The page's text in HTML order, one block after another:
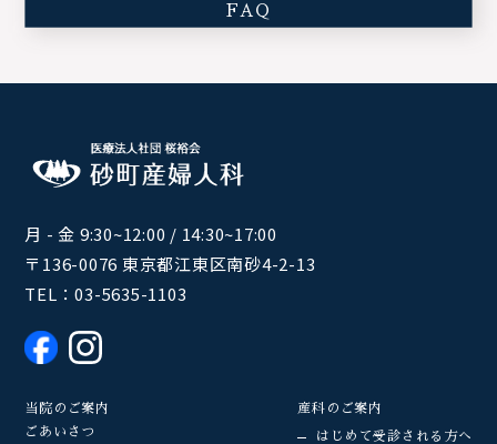
FAQ
月 - 金 9:30~12:00 / 14:30~17:00
〒136-0076 東京都江東区南砂4-2-13
TEL：03-5635-1103
当院のご案内
ごあいさつ
産科のご案内
はじめて受診される方へ